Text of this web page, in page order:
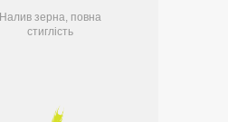
Налив зерна, повна
стиглість